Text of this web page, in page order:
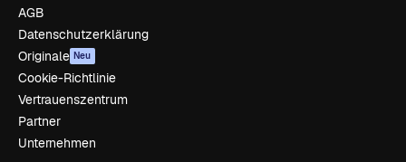
AGB
Datenschutzerklärung
Originale Neu
Cookie-Richtlinie
Vertrauenszentrum
Partner
Unternehmen